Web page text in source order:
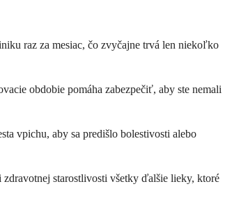
raz za mesiac, čo zvyčajne trvá len niekoľko
obdobie pomáha zabezpečiť, aby ste nemali
vpichu, aby sa predišlo bolestivosti alebo
starostlivosti všetky ďalšie lieky, ktoré